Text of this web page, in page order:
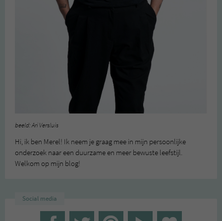
beeld: Ari Versluis
Hi, ik ben Merel! Ik neem je graag mee in mijn persoonlijke
onderzoek naar een duurzame en meer bewuste leefstijl.
Welkom op mijn blog!
Social media